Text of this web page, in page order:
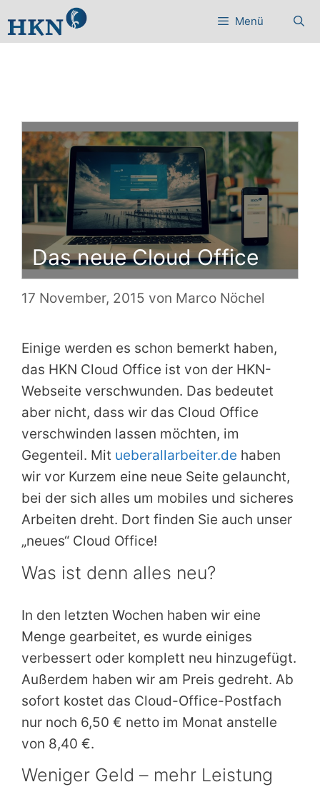
Inhalt
Menü
Das neue Cloud Office
17 November, 2015 von Marco Nöchel
Einige werden es schon bemerkt haben,
das HKN Cloud Office ist von der HKN-
Webseite verschwunden. Das bedeutet
aber nicht, dass wir das Cloud Office
verschwinden lassen möchten, im
Gegenteil. Mit ueberallarbeiter.de haben
wir vor Kurzem eine neue Seite gelauncht,
bei der sich alles um mobiles und sicheres
Arbeiten dreht. Dort finden Sie auch unser
„neues“ Cloud Office!
Was ist denn alles neu?
In den letzten Wochen haben wir eine
Menge gearbeitet, es wurde einiges
verbessert oder komplett neu hinzugefügt.
Außerdem haben wir am Preis gedreht. Ab
sofort kostet das Cloud-Office-Postfach
nur noch 6,50 € netto im Monat anstelle
von 8,40 €.
Weniger Geld – mehr Leistung